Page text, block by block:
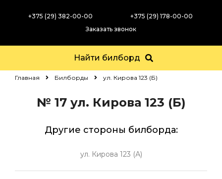
+375 (29) 382-00-00
+375 (29) 178-00-00
Заказать звонок
Найти билборд
Главная Билборды ул. Кирова 123 (Б)
№ 17ул. Кирова 123 (Б)
Другие стороны билборда:
ул. Кирова 123 (А)